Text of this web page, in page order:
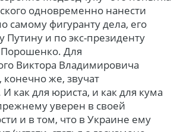
одновременно нанести
самому фигуранту дела, его
Путину и по экс-президенту
Для
Виктора Владимировича
же, звучат
как для юриста, и как для кума
уверен в своей
и в том, что в Украине ему